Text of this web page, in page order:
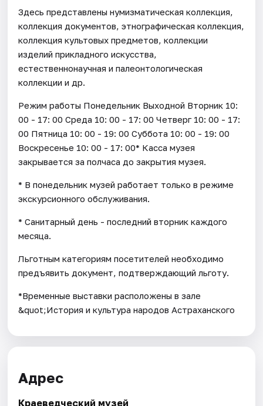
Здесь представлены нумизматическая коллекция,
коллекция документов, этнографическая коллекция,
коллекция культовых предметов, коллекции
изделий прикладного искусства,
естественнонаучная и палеонтологическая
коллекции и др.
Режим работы Понедельник Выходной Вторник 10:
00 - 17: 00 Среда 10: 00 - 17: 00 Четверг 10: 00 - 17:
00 Пятница 10: 00 - 19: 00 Суббота 10: 00 - 19: 00
Воскресенье 10: 00 - 17: 00* Касса музея
закрывается за полчаса до закрытия музея.
* В понедельник музей работает только в режиме
экскурсионного обслуживания.
* Санитарный день - последний вторник каждого
месяца.
Льготным категориям посетителей необходимо
предъявить документ, подтверждающий льготу.
*Временные выставки расположены в зале
&quot;История и культура народов Астраханского
Адрес
Краеведческий музей